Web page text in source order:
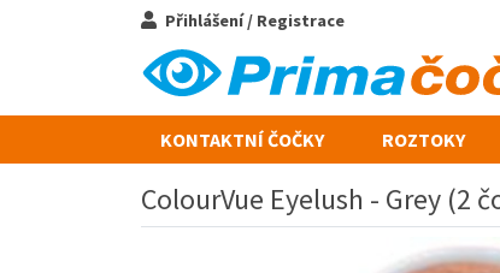
Přihlášení / Registrace
KONTAKTNÍ ČOČKY ROZTOKY
ColourVue Eyelush - Grey (2